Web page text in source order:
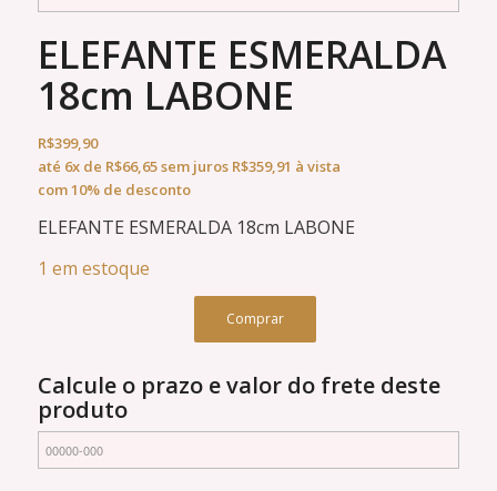
ELEFANTE ESMERALDA
18cm LABONE
R$399,90
até 6xde R$66,65sem juros R$359,91 à vista
com 10% de desconto
ELEFANTE ESMERALDA 18cm LABONE
1 em estoque
Comprar
Calcule o prazo e valor do frete deste
produto